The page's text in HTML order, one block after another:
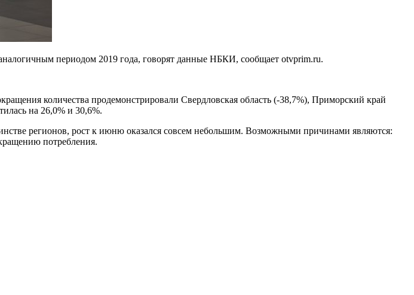
периодом 2019 года, говорят данные НБКИ, сообщает otvprim.ru.
количества продемонстрировали Свердловская область (-38,7%), Приморский край
на 26,0% и 30,6%.
регионов, рост к июню оказался совсем небольшим. Возможными причинами являются:
потребления.